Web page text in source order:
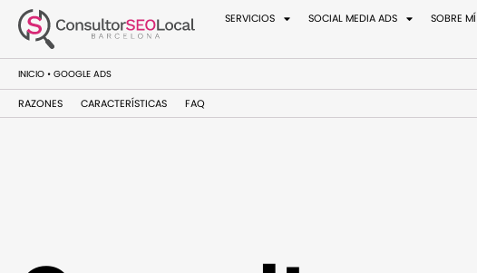
SERVICIOS SOCIAL MEDIA ADS SOBRE MÍ
INICIO •GOOGLE ADS
RAZONES CARACTERÍSTICAS FAQ